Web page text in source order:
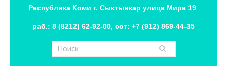
Республика Коми г. Сыктывкар улица Мира 19
раб.: 8 (8212) 62-92-00, сот: +7 (912) 869-44-35